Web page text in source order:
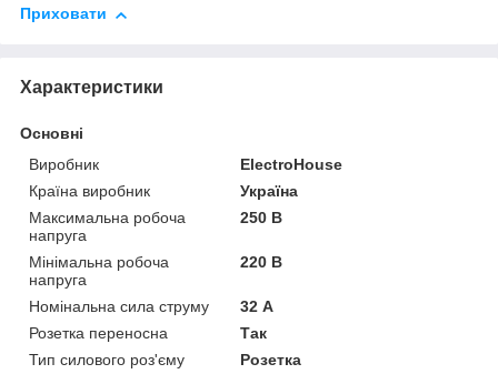
Приховати
Характеристики
Основні
Виробник
ElectroHouse
Країна виробник
Україна
Максимальна робоча
напруга
250 В
Мінімальна робоча
напруга
220 В
Номінальна сила струму
32 А
Розетка переносна
Так
Тип силового роз'єму
Розетка